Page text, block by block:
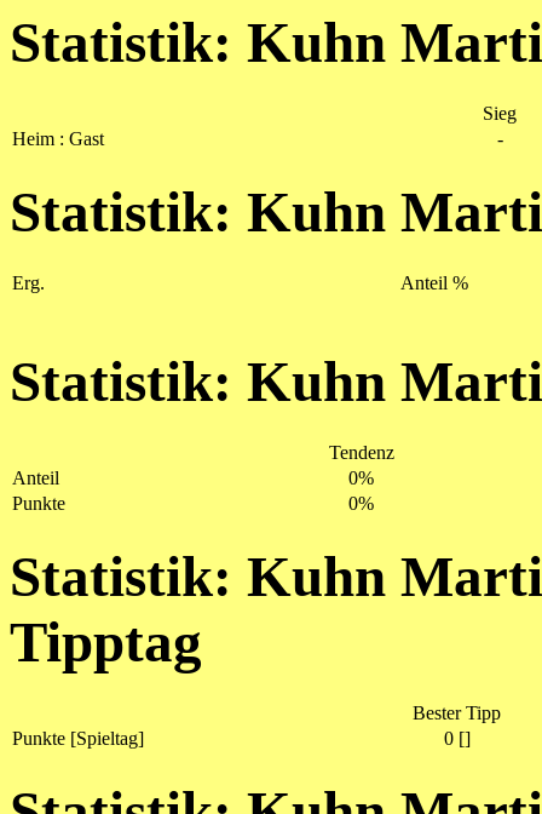
Statistik: Kuhn
Sieg
Heim : Gast
-
Statistik: Kuhn
Erg. Anteil %
Statistik: Kuhn
Tendenz
Anteil
0%
Punkte
0%
Statistik: Kuhn
Tipptag
Bester Tipp
Punkte [Spieltag]
0 []